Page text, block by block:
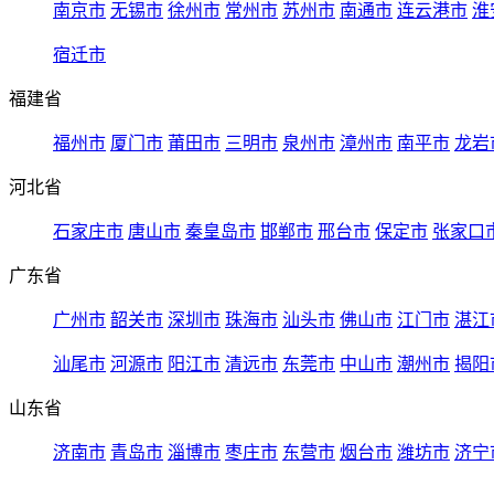
南京市 无锡市 徐州市 常州市 苏州市 南通市 连云港市 淮
宿迁市
福建省
福州市 厦门市 莆田市 三明市 泉州市 漳州市 南平市 龙岩
河北省
石家庄市 唐山市 秦皇岛市 邯郸市 邢台市 保定市 张家口
广东省
广州市 韶关市 深圳市 珠海市 汕头市 佛山市 江门市 湛江
汕尾市 河源市 阳江市 清远市 东莞市 中山市 潮州市 揭阳
山东省
济南市 青岛市 淄博市 枣庄市 东营市 烟台市 潍坊市 济宁